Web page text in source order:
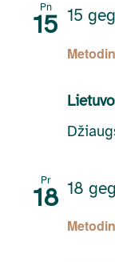
Pn
15 15
Pr
18 18